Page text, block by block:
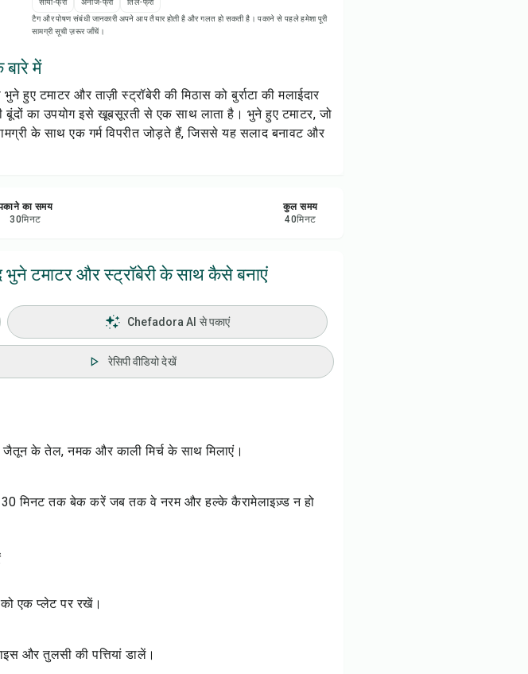
रेसिपी प्रिंट करें
शेयर करें
रिपोर्ट करें
सोया-फ्री अनाज-फ्री
तिल-फ्री
टैग और पोषण संबंधी जानकारी अपने आप तैयार होती है और गलत हो सकती है। पकाने से पहले हमेशा पूरी
सामग्री सूची ज़रूर जाँचें।
बारे में
टमाटर और ताज़ी स्ट्रॉबेरी की मिठास को बुर्राटा की मलाईदार
का उपयोग इसे खूबसूरती से एक साथ लाता है। भुने हुए टमाटर, जो
के साथ एक गर्म विपरीत जोड़ते हैं, जिससे यह सलाद बनावट और
का समय
30मिनट
कुल समय
40मिनट
भुने टमाटर और स्ट्रॉबेरी के साथ कैसे बनाएं
Chefadora AI से पकाएं
रेसिपी वीडियो देखें
जैतून के तेल, नमक और काली मिर्च के साथ मिलाएं।
30 मिनट तक बेक करें जब तक वे नरम और हल्के कैरामेलाइज़्ड न हो
को एक प्लेट पर रखें।
और तुलसी की पत्तियां डालें।